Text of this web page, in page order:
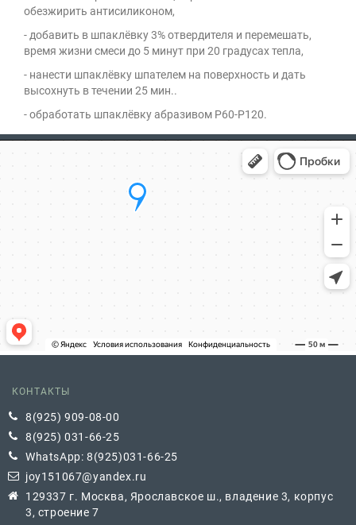
обезжирить антисиликоном,
- добавить в шпаклёвку 3% отвердителя и перемешать,
время жизни смеси до 5 минут при 20 градусах тепла,
- нанести шпаклёвку шпателем на поверхность и дать
высохнуть в течении 25 мин..
- обработать шпаклёвку абразивом Р60-Р120.
КОНТАКТЫ
8(925) 909-08-00
8(925) 031-66-25
WhatsApp: 8(925)031-66-25
joy151067@yandex.ru
129337 г. Москва, Ярославское ш., владение 3, корпус
3, строение 7